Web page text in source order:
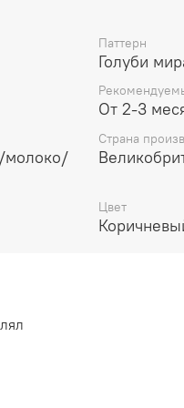
Бежевая - Голуби
паром. Но мы
Паттерн
Голуби
От 2-3
молоко/
Страна
Цвет